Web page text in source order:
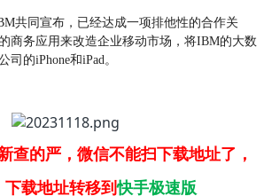
同宣布，已经达成一项排他性的合作关
商务应用来改造企业移动市场，将IBM的大数
的iPhone和iPad。
，微信不能扫下载地址了，
址转移到快手极速版